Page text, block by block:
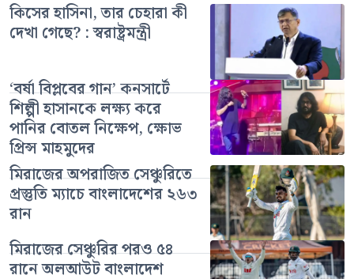
কিসের হাসিনা, তার চেহারা কী
দেখা গেছে? : স্বরাষ্ট্রমন্ত্রী
‘বর্ষা বিপ্লবের গান’ কনসার্টে
শিল্পী হাসানকে লক্ষ্য করে
পানির বোতল নিক্ষেপ, ক্ষোভ
প্রিন্স মাহমুদের
মিরাজের অপরাজিত সেঞ্চুরিতে
প্রস্তুতি ম্যাচে বাংলাদেশের ২৬৩
রান
মিরাজের সেঞ্চুরির পরও ৫৪
রানে অলআউট বাংলাদেশ